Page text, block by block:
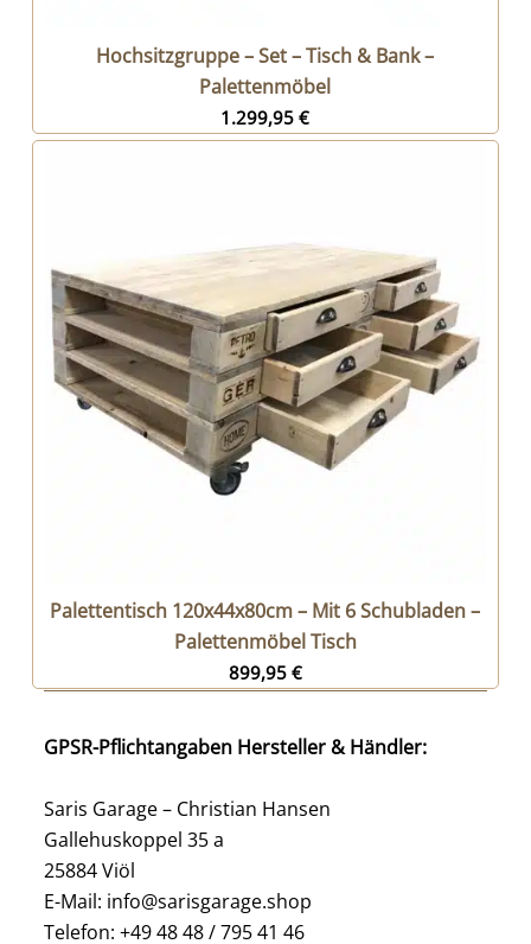
Hochsitzgruppe – Set – Tisch & Bank –
Palettenmöbel
1.299,95€
Palettentisch 120x44x80cm – Mit 6 Schubladen –
Palettenmöbel Tisch
899,95 €
GPSR-Pflichtangaben Hersteller & Händler:
Saris Garage – Christian Hansen
Gallehuskoppel 35 a
25884 Viöl
E-Mail: info@sarisgarage.shop
Telefon: +49 48 48 / 795 41 46